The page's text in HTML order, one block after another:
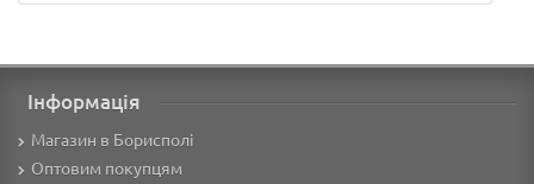
Інформація
Магазин в Борисполі
Оптовим покупцям